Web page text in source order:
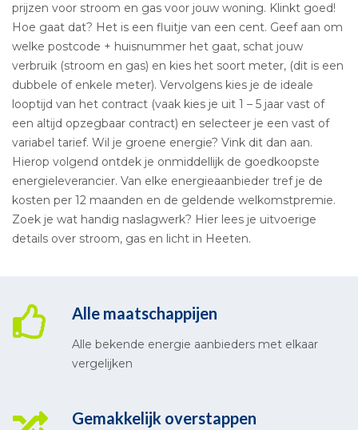
prijzen voor stroom en gas voor jouw woning. Klinkt goed!
Hoe gaat dat? Het is een fluitje van een cent. Geef aan om
welke postcode + huisnummer het gaat, schat jouw
verbruik (stroom en gas) en kies het soort meter, (dit is een
dubbele of enkele meter). Vervolgens kies je de ideale
looptijd van het contract (vaak kies je uit 1 – 5 jaar vast of
een altijd opzegbaar contract) en selecteer je een vast of
variabel tarief. Wil je groene energie? Vink dit dan aan.
Hierop volgend ontdek je onmiddellijk de goedkoopste
energieleverancier. Van elke energieaanbieder tref je de
kosten per 12 maanden en de geldende welkomstpremie.
Zoek je wat handig naslagwerk? Hier lees je uitvoerige
details over stroom, gas en licht in Heeten.
Alle maatschappijen
Alle bekende energie aanbieders met elkaar
vergelijken
Gemakkelijk overstappen